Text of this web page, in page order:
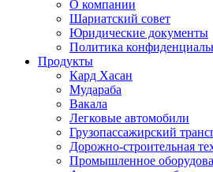
О компании
Шариатский совет
Юридические документы
Политика
Продукты
Кард Хасан
Мудараба
Вакала
Легковые автомобили
Грузопассажирский
Дорожно-строительная
Промышленное